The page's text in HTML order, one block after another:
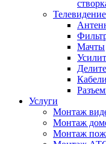
Телевидение
Мачты
Кабели
Услуги
Монтаж
Монтаж
Монтаж